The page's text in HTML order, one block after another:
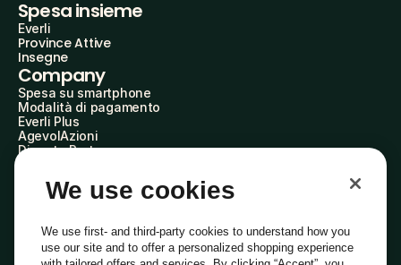
Spesa insieme
Everli
Province Attive
Insegne
Company
Spesa su smartphone
Modalità di pagamento
Everli Plus
AgevolAzioni
Diventa Partner
Everli Shoppers
About Us
Everli News
Domande frequenti
Lavora con noi
We use cookies
We use first- and third-party cookies to understand how you
use our site and to offer a personalized shopping experience